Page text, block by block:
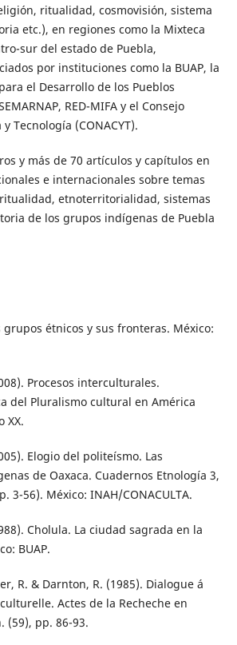
ritualidad, cosmovisión, sistema
etc.), en regiones como la Mixteca
sur del estado de Puebla,
por instituciones como la BUAP, la
el Desarrollo de los Pueblos
RED-MIFA y el Consejo
Tecnología (CONACYT).
y más de 70 artículos y capítulos en
e internacionales sobre temas
etnoterritorialidad, sistemas
de los grupos indígenas de Puebla
grupos étnicos y sus fronteras. México:
Procesos interculturales.
del Pluralismo cultural en América
XX.
Elogio del politeísmo. Las
de Oaxaca. Cuadernos Etnología 3,
3-56). México: INAH/CONACULTA.
Cholula. La ciudad sagrada en la
BUAP.
R. & Darnton, R. (1985). Dialogue á
Actes de la Recheche en
(59), pp. 86-93.